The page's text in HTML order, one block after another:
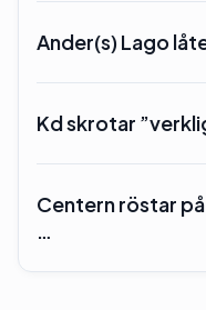
Ander(s) Lago
Kd skrotar
Centern röstar
…